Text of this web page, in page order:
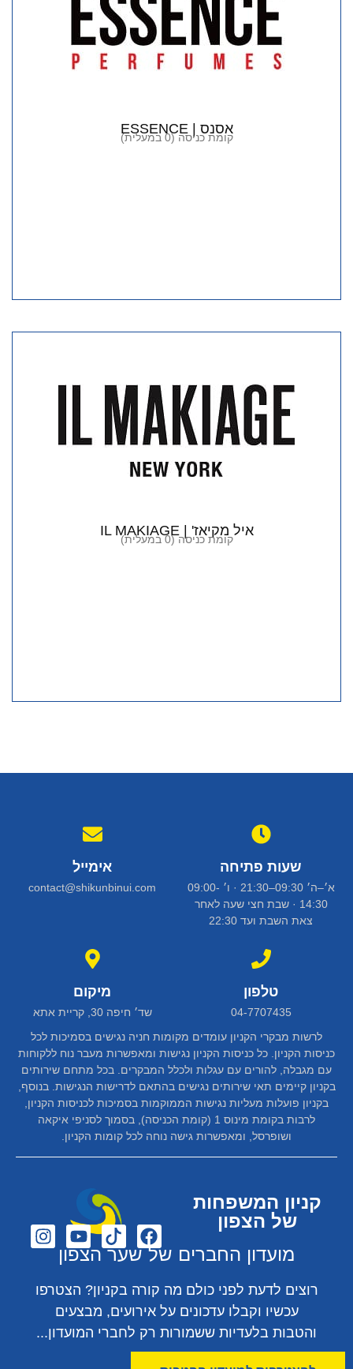
אסנס | ESSENCE
קומת כניסה (0 במעלית)
איל מקיאז' | IL MAKIAGE
קומת כניסה (0 במעלית)
שעות פתיחה
א׳–ה׳ 09:30–21:30 · ו׳ 09:00-
14:30 · שבת חצי שעה לאחר
צאת השבת ועד 22:30
אימייל
contact@shikunbinui.com
טלפון
04-7707435
מיקום
שד׳ חיפה 30, קריית אתא
לרשות מבקרי הקניון עומדים מקומות חניה נגישים בסמיכות לכל
כניסות הקניון. כל כניסות הקניון נגישות ומאפשרות מעבר נוח ללקוחות
עם מגבלה, להורים עם עגלות ולכלל המבקרים. בכל מתחם שירותים
בקניון קיימים תאי שירותים נגישים בהתאם לדרישות הנגישות. בנוסף,
בקניון פועלות מעליות נגישות הממוקמות בסמיכות לכניסות הקניון,
לרבות בקומת מינוס 1 (קומת הכניסה), בסמוך לסניפי איקאה
ושופרסל, ומאפשרות גישה נוחה לכל קומות הקניון.
קניון המשפחות
של הצפון
מועדון החברים של שער הצפון
רוצים לדעת לפני כולם מה קורה בקניון? הצטרפו
עכשיו וקבלו עדכונים על אירועים, מבצעים
והטבות בלעדיות ששמורות רק לחברי המועדון...